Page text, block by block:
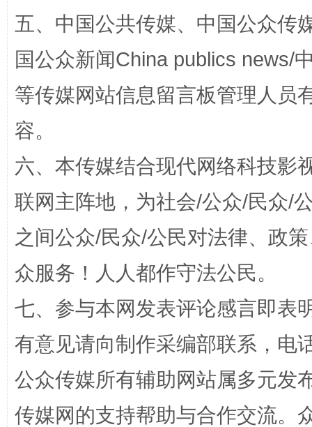
五、中国公共传媒、中国公众传
国公众新闻China publics news/
等传媒网站信息留言板管理人员
容。
六、本传媒结合现代网络科技影
联网主阵地，为社会/公众/民众/
之间公众/民众/公民对法律、政
众服务！人人都作守法公民。
七、参与本网发表评论感言即表
有意见请向制作采编部联系，电
公众传媒所有辅助网站属多元发
传媒网的支持帮助与合作交流。